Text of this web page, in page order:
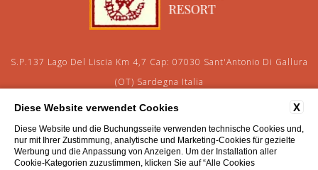
S.P.137 Lago Del Liscia Km 4,7 Cap: 07030 Sant'Antonio Di Gallura
(OT) Sardegna Italia
e-mail:aldiolainfo@gmail.com
P.Iva: 01205930918
KONTAKTE PRIVACY FIRMEN DATEN
X
Diese Website verwendet Cookies
Diese Website und die Buchungsseite verwenden technische Cookies und,
nur mit Ihrer Zustimmung, analytische und Marketing-Cookies für gezielte
Werbung und die Anpassung von Anzeigen. Um der Installation aller
Cookie-Kategorien zuzustimmen, klicken Sie auf “Alle Cookies